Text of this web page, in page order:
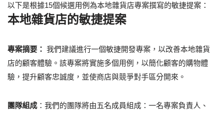
以下是根據15個候選用例為本地雜貨店專案撰寫的敏捷提案：
本地雜貨店的敏捷提案
專案摘要： 我們建議進行一個敏捷開發專案，以改善本地雜貨
店的顧客體驗。該專案將實施多個用例，以簡化顧客的購物體
驗，提升顧客忠誠度，並使商店與競爭對手區分開來。
團隊組成 ：我們的團隊將由五名成員組成：一名專案負責人、